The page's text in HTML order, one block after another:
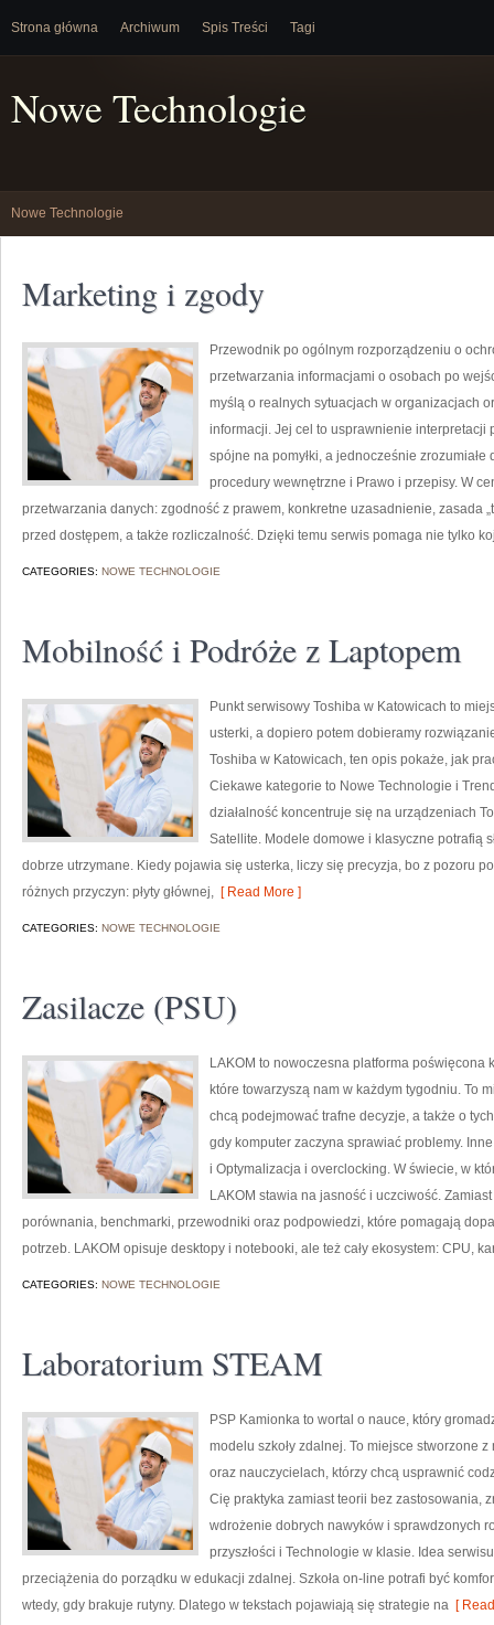
Strona główna Archiwum Spis Treści Tagi
Nowe Technologie
Nowe Technologie
Marketing i zgody
Przewodnik po ogólnym rozporządzeniu o
przetwarzania informacjami o osobach po
myślą o realnych sytuacjach w organizacjach
informacji. Jej cel to usprawnienie interpretacji
spójne na pomyłki, a jednocześnie
procedury wewnętrzne i Prawo i przepisy. W
przetwarzania danych: zgodność z prawem, konkretne uzasadnienie, zasada
przed dostępem, a także rozliczalność. Dzięki temu serwis pomaga nie tylko
CATEGORIES: NOWE TECHNOLOGIE
Mobilność i Podróże z Laptopem
Punkt serwisowy Toshiba w Katowicach to
usterki, a dopiero potem dobieramy
Toshiba w Katowicach, ten opis pokaże, jak
Ciekawe kategorie to Nowe Technologie i
działalność koncentruje się na urządzeniach
Satellite. Modele domowe i klasyczne potrafią
dobrze utrzymane. Kiedy pojawia się usterka, liczy się precyzja, bo z pozoru
różnych przyczyn: płyty głównej, [ Read More ]
CATEGORIES: NOWE TECHNOLOGIE
Zasilacze (PSU)
LAKOM to nowoczesna platforma
które towarzyszą nam w każdym tygodniu. To
chcą podejmować trafne decyzje, a także o
gdy komputer zaczyna sprawiać problemy.
i Optymalizacja i overclocking. W świecie, w
LAKOM stawia na jasność i uczciwość.
porównania, benchmarki, przewodniki oraz podpowiedzi, które pomagają
potrzeb. LAKOM opisuje desktopy i notebooki, ale też cały ekosystem: CPU,
CATEGORIES: NOWE TECHNOLOGIE
Laboratorium STEAM
PSP Kamionka to wortal o nauce, który
modelu szkoły zdalnej. To miejsce stworzone
oraz nauczycielach, którzy chcą usprawnić
Cię praktyka zamiast teorii bez zastosowania,
wdrożenie dobrych nawyków i sprawdzonych
przyszłości i Technologie w klasie. Idea
przeciążenia do porządku w edukacji zdalnej. Szkoła on-line potrafi być
wtedy, gdy brakuje rutyny. Dlatego w tekstach pojawiają się strategie na [